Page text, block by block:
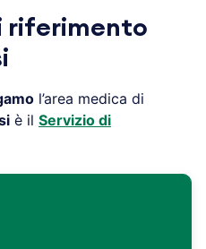
riferimento
l’area medica di
è il Servizio di